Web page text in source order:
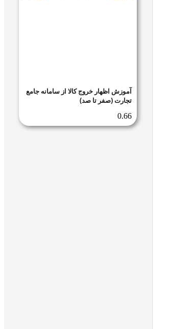
آموزش اظهار خروج کالا از سامانه جامع
تجارت (صفر تا صد)